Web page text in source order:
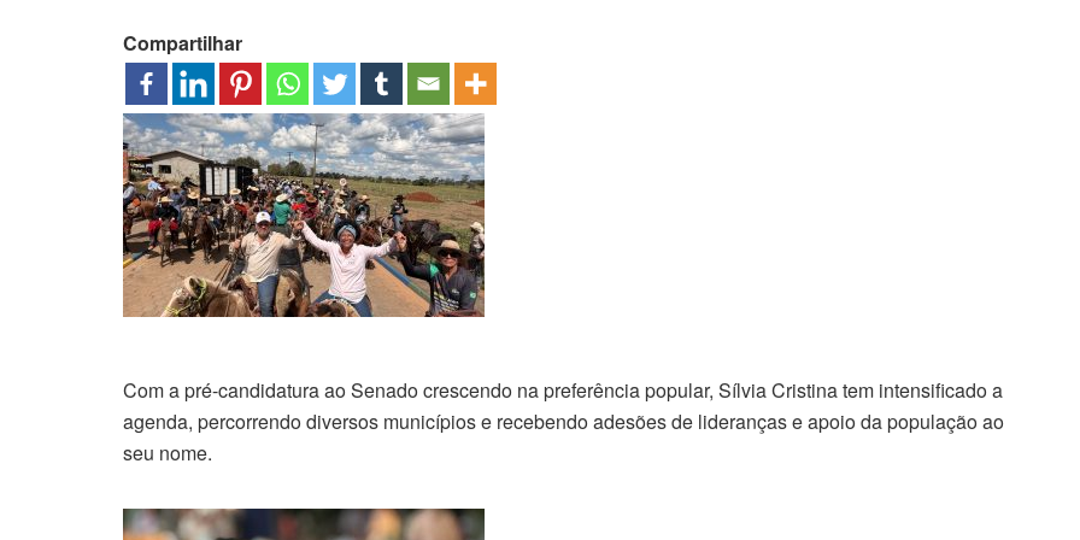
Compartilhar
Com a pré-candidatura ao Senado crescendo na preferência popular, Sílvia Cristina tem intensificado a
agenda, percorrendo diversos municípios e recebendo adesões de lideranças e apoio da população ao
seu nome.